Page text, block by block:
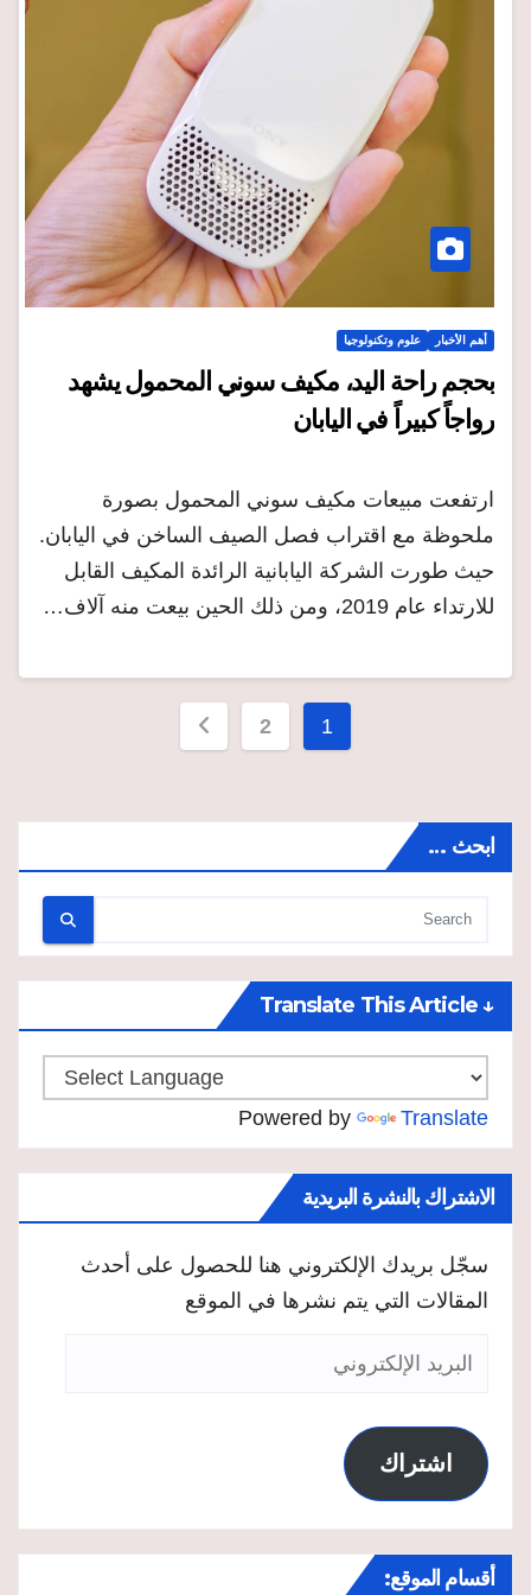
أهم الأخبار علوم وتكنولوجيا
بحجم راحة اليد، مكيف سوني المحمول يشهد
رواجاً كبيراً في اليابان
ارتفعت مبيعات مكيف سوني المحمول بصورة
ملحوظة مع اقتراب فصل الصيف الساخن في اليابان.
حيث طورت الشركة اليابانية الرائدة المكيف القابل
للارتداء عام 2019، ومن ذلك الحين بيعت منه آلاف…
Posts
1
2
ابحث …
↓ Translate This Article
Powered by Translate
الاشتراك بالنشرة البريدية
سجّل بريدك الإلكتروني هنا للحصول على أحدث
المقالات التي يتم نشرها في الموقع
البريد
اشتراك
أقسام الموقع: